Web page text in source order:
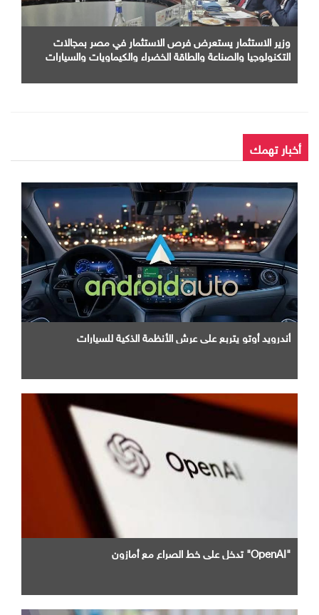
وزير الاستثمار يستعرض فرص الاستثمار في مصر بمجالات
التكنولوجيا والصناعة والطاقة الخضراء والكيماويات والسيارات
أخبار تهمك
أندرويد أوتو يتربع علي عرش الأنظمة الذكية للسيارات
"OpenAI" تدخل علي خط الصراع مع أمازون